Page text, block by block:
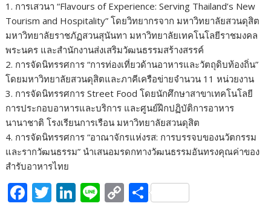
1. การเสวนา “Flavours of Experience: Serving Thailand’s New
Tourism and Hospitality” โดยวิทยากรจาก มหาวิทยาลัยสวนดุสิต
มหาวิทยาลัยราชภัฏสวนสุนันทา มหาวิทยาลัยเทคโนโลยีราชมงคล
พระนคร และสำนักงานส่งเสริมวัฒนธรรมสร้างสรรค์
2. การจัดนิทรรศการ “การท่องเที่ยวด้านอาหารและวัตถุดิบท้องถิ่น”
โดยมหาวิทยาลัยสวนดุสิตและภาคีเครือข่ายจำนวน 11 หน่วยงาน
3. การจัดนิทรรศการ Street Food โดยนักศึกษาสาขาเทคโนโลยี
การประกอบอาหารและบริการ และศูนย์ฝึกปฏิบัติการอาหาร
นานาชาติ โรงเรียนการเรือน มหาวิทยาลัยสวนดุสิต
4. การจัดนิทรรศการ “อาณาจักรแห่งรส: การบรรจบของนวัตกรรม
และรากวัฒนธรรม” นำเสนอมรดกทางวัฒนธรรมอันทรงคุณค่าของ
สำรับอาหารไทย
F T Li Li C S